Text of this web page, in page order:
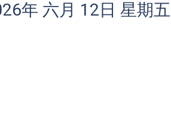
年 六月 12日 星期